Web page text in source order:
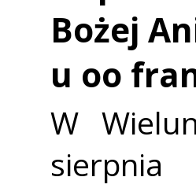
Bożej
u oo
W